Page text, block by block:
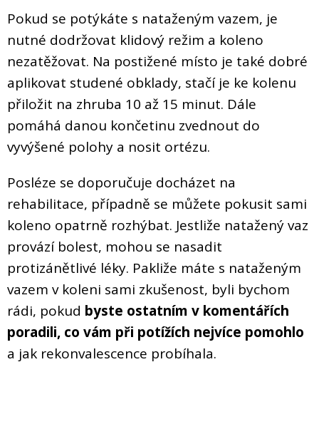
Pokud se potýkáte s nataženým vazem, je
nutné dodržovat klidový režim a koleno
nezatěžovat. Na postižené místo je také dobré
aplikovat studené obklady, stačí je ke kolenu
přiložit na zhruba 10 až 15 minut. Dále
pomáhá danou končetinu zvednout do
vyvýšené polohy a nosit ortézu.
Posléze se doporučuje docházet na
rehabilitace, případně se můžete pokusit sami
koleno opatrně rozhýbat. Jestliže natažený vaz
provází bolest, mohou se nasadit
protizánětlivé léky. Pakliže máte s nataženým
vazem v koleni sami zkušenost, byli bychom
rádi, pokud byste ostatním v komentářích
poradili, co vám při potížích nejvíce pomohlo
a jak rekonvalescence probíhala.